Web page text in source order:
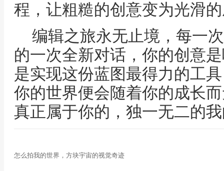
程，让粗糙的创意变为光滑
编辑之旅永无止境，每一
的一次全新对话，你的创意
是实现这份蓝图最得力的工
你的世界便会随着你的成长
真正属于你的，独一无二的
怎么拍我的世界，方块宇宙的视觉奇迹